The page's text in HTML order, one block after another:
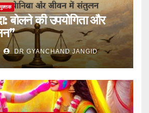
बोलने की उपयोगिता और
DR GYANCHAND JANGID